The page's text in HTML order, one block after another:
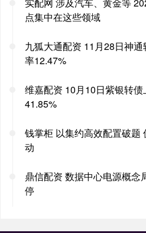
实配网 涉及汽车、黄金等
点集中在这些领域
九狐大通配资 11月28日神
率12.47%
维嘉配资 10月10日紫银转
41.85%
钱掌柜 以集约高效配置破题
动
鼎信配资 数据中心电源概
停